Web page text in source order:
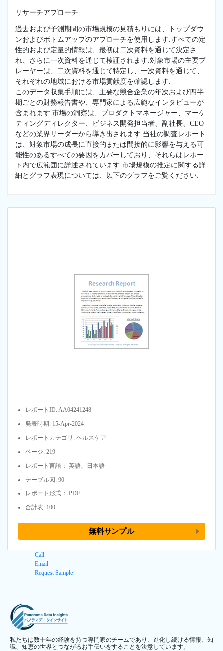
リサーチアプローチ
過去および予測期間の市場規模の見積もりには、トップダウ
ンおよびボトムアップのアプローチを使用します.すべての定
性的および定量的情報は、最初は二次資料を通じて決定さ
れ、さらに一次資料を通じて検証されます.対象市場の主要プ
レーヤーは、二次資料を通じて特定し、一次資料を通じて、
それぞれの地域における市場貢献度を確認します.
このデータ収集手順には、主要な競合企業の年次および四半
期ごとの財務報告書や、専門家による広範なインタビューが
含まれます.市場の洞察は、プロダクトマネージャー、マーケ
ティングディレクター、ビジネス開発担当者、副社長、CEO
などの業界リーダーから導き出されます.当社の調査レポート
は、対象市場の成長に直接的または間接的に影響を与える可
能性のあるすべての要因をカバーしており、それらはレポー
ト内で広範囲に詳述されています.市場規模の推定に関する詳
細とグラフ表現については、以下のグラフをご覧ください.
レポートID: AA04241248
発表時期: 15-Apr-2024
レポートカテゴリ: ヘルスケア
ページ: 219
レポート言語： 英語、日本語
テーブル図: 90
レポート形式： PDF
合計表: 100
無料サンプル
Call
Email
Request Sample
私たちは数十年の経験を持つ専門家のチームであり、進化し続ける情報、知
識、知恵の世界とつながるお手伝いをすることを決意しています。